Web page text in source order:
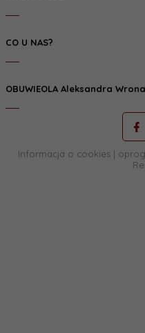
CO U NAS?
OBUWIEOLA Aleksandra Wrona
Informacja o cookies|